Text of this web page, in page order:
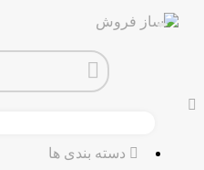
دسته بندی ها